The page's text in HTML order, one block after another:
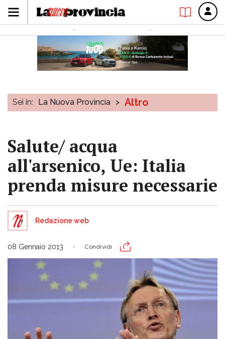
Sei in: La Nuova Provincia > Altro
Salute/ acqua
all'arsenico, Ue: Italia
prenda misure necessarie
Redazione web
08 Gennaio 2013 Condividi